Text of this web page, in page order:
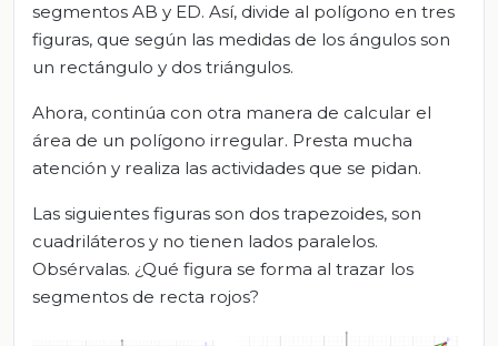
segmentos AB y ED. Así, divide al polígono en tres
figuras, que según las medidas de los ángulos son
un rectángulo y dos triángulos.
Ahora, continúa con otra manera de calcular el
área de un polígono irregular. Presta mucha
atención y realiza las actividades que se pidan.
Las siguientes figuras son dos trapezoides, son
cuadriláteros y no tienen lados paralelos.
Obsérvalas. ¿Qué figura se forma al trazar los
segmentos de recta rojos?